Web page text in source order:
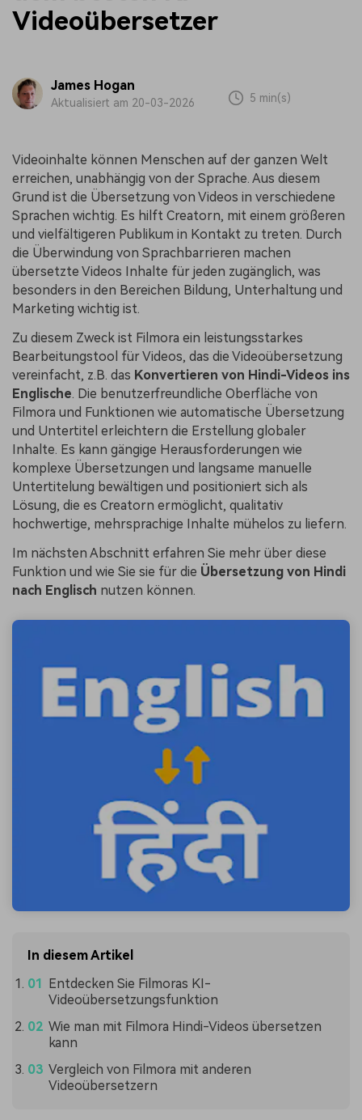
Videoübersetzer
James Hogan
Aktualisiert am 20-03-2026 5 min(s)
Videoinhalte können Menschen auf der ganzen Welt
erreichen, unabhängig von der Sprache. Aus diesem
Grund ist die Übersetzung von Videos in verschiedene
Sprachen wichtig. Es hilft Creatorn, mit einem größeren
und vielfältigeren Publikum in Kontakt zu treten. Durch
die Überwindung von Sprachbarrieren machen
übersetzte Videos Inhalte für jeden zugänglich, was
besonders in den Bereichen Bildung, Unterhaltung und
Marketing wichtig ist.
Zu diesem Zweck ist Filmora ein leistungsstarkes
Bearbeitungstool für Videos, das die Videoübersetzung
vereinfacht, z.B. das Konvertieren von Hindi-Videos ins
Englische. Die benutzerfreundliche Oberfläche von
Filmora und Funktionen wie automatische Übersetzung
und Untertitel erleichtern die Erstellung globaler
Inhalte. Es kann gängige Herausforderungen wie
komplexe Übersetzungen und langsame manuelle
Untertitelung bewältigen und positioniert sich als
Lösung, die es Creatorn ermöglicht, qualitativ
hochwertige, mehrsprachige Inhalte mühelos zu liefern.
Im nächsten Abschnitt erfahren Sie mehr über diese
Funktion und wie Sie sie für die Übersetzung von Hindi
nach Englisch nutzen können.
In diesem Artikel
Entdecken Sie Filmoras KI-
Videoübersetzungsfunktion
Wie man mit Filmora Hindi-Videos übersetzen
kann
Vergleich von Filmora mit anderen
Videoübersetzern